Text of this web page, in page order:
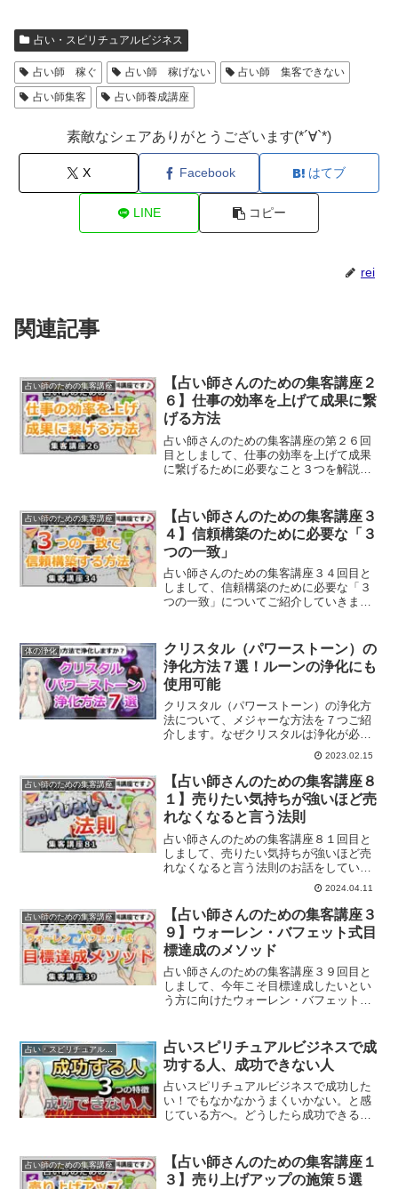
占い・スピリチュアルビジネス
占い師 稼ぐ 占い師 稼げない
占い師 集客できない
占い師集客
占い師養成講座
素敵なシェアありがとうございます(*´∀`*)
X Facebook はてブ
LINE コピー
rei
関連記事
占い師のための集客講座
【占い師さんのための集客講座２
６】仕事の効率を上げて成果に繋
げる方法
占い師さんのための集客講座の第２６回
目としまして、仕事の効率を上げて成果
に繋げるために必要なこと３つを解説し
占い師のための集客講座
【占い師さんのための集客講座３
４】信頼構築のために必要な「３
つの一致」
占い師さんのための集客講座３４回目と
しまして、信頼構築のために必要な「３
つの一致」についてご紹介していきま
体の浄化
クリスタル（パワーストーン）の
浄化方法７選！ルーンの浄化にも
使用可能
クリスタル（パワーストーン）の浄化方
法について、メジャーな方法を７つご紹
介します。なぜクリスタルは浄化が必要
2023.02.15
占い師のための集客講座
【占い師さんのための集客講座８
１】売りたい気持ちが強いほど売
れなくなると言う法則
占い師さんのための集客講座８１回目と
しまして、売りたい気持ちが強いほど売
れなくなると言う法則のお話をしていき
2024.04.11
占い師のための集客講座
【占い師さんのための集客講座３
９】ウォーレン・バフェット式目
標達成のメソッド
占い師さんのための集客講座３９回目と
しまして、今年こそ目標達成したいとい
う方に向けたウォーレン・バフェット式
占い・スピリチュアルビジネス
占いスピリチュアルビジネスで成
功する人、成功できない人
占いスピリチュアルビジネスで成功した
い！でもなかなかうまくいかない。と感
じている方へ。どうしたら成功できるの
占い師のための集客講座
【占い師さんのための集客講座１
３】売り上げアップの施策５選